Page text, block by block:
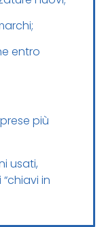
entro
più
usati,
in